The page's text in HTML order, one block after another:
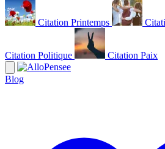
Citation Printemps
Citation Politique Citation Paix
Blog